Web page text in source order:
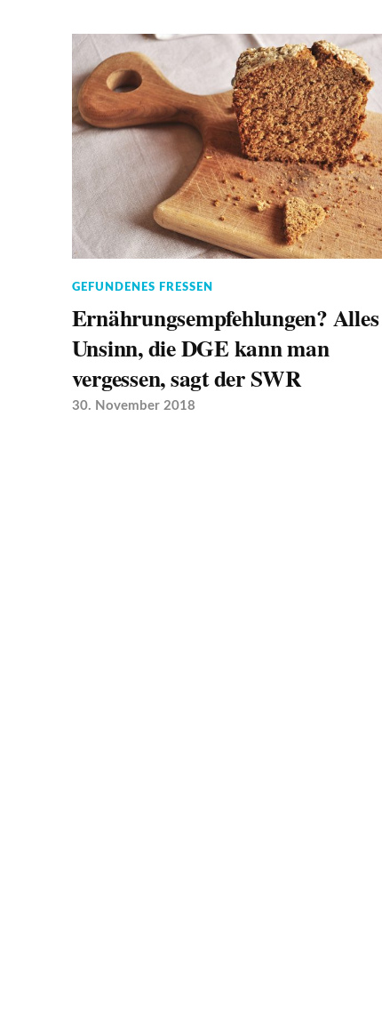
GEFUNDENES FRESSEN
Ernährungsempfehlungen? Alles
Unsinn, die DGE kann man
vergessen, sagt der SWR
30. November 2018